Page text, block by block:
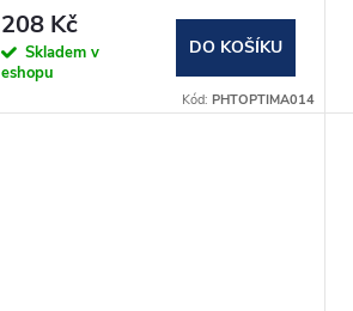
208 Kč
Skladem v
eshopu
DO KOŠÍKU
Kód: PHTOPTIMA014